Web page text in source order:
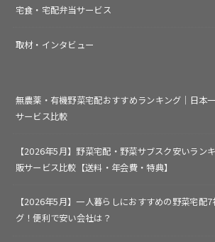
宅食・宅配弁当サービス
取材・インタビュー
無農薬・有機野菜宅配おすすめランキング｜日本
サービス比較
【2026年5月】野菜宅配・野菜サブスク安いラン
販サービス比較【送料・年会費・特典】
【2026年5月】一人暮らしにおすすめの野菜宅配
グ！便利で安い会社は？